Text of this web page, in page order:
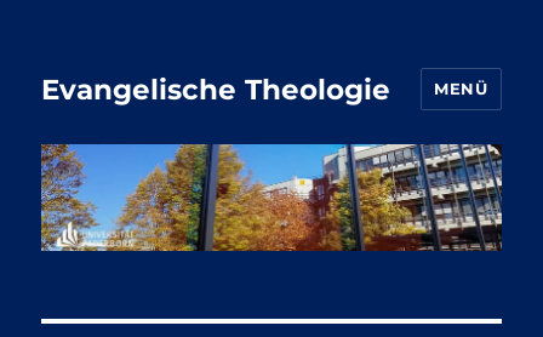
Evangelische Theologie MENÜ